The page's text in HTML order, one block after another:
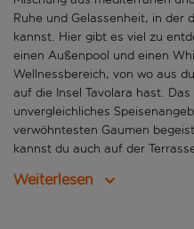
Ruhe und Gelassenheit, in der
kannst. Hier gibt es viel zu
einen Außenpool und einen
Wellnessbereich, von wo aus
auf die Insel Tavolara hast.
unvergleichliches
verwöhntesten Gaumen
kannst du auch auf der
Weiterlesen